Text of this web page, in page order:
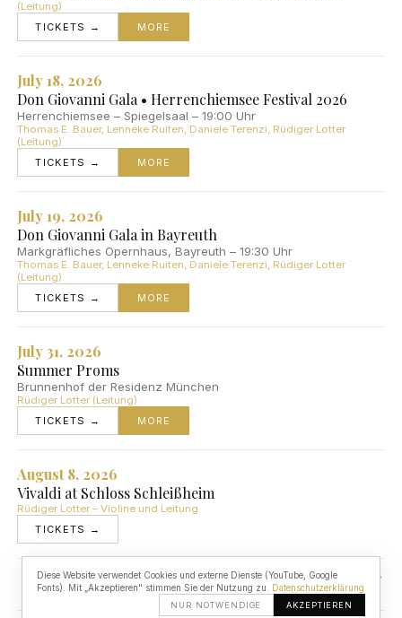
(Leitung)
TICKETS →
MORE
July 18, 2026
Don Giovanni Gala • Herrenchiemsee Festival 2026
Herrenchiemsee – Spiegelsaal – 19:00 Uhr
Thomas E. Bauer, Lenneke Ruiten, Daniele Terenzi, Rüdiger Lotter
(Leitung)
TICKETS →
MORE
July 19, 2026
Don Giovanni Gala in Bayreuth
Markgräfliches Opernhaus, Bayreuth – 19:30 Uhr
Thomas E. Bauer, Lenneke Ruiten, Daniele Terenzi, Rüdiger Lotter
(Leitung)
TICKETS →
MORE
July 31, 2026
Summer Proms
Brunnenhof der Residenz München
Rüdiger Lotter (Leitung)
TICKETS →
MORE
August 8, 2026
Vivaldi at Schloss Schleißheim
Rüdiger Lotter – Violine und Leitung
TICKETS →
CONCERT ARCHIVE →
Diese Website verwendet Cookies und externe Dienste (YouTube, Google
Fonts). Mit „Akzeptieren" stimmen Sie der Nutzung zu. Datenschutzerklärung
NUR NOTWENDIGE AKZEPTIEREN